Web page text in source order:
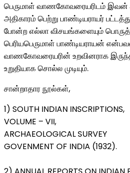
பெருமாள் வாணகோவரையரிடம் இவன்
அதிகாரம் பெற்று பாண்டியராயர்
போன்ற எல்லா விசயங்களையும்
பெரியபெருமாள் பாண்டியராயன்
வாணகோவரையரின் உறவினராக
உறுதியாக சொல்ல முடியும்.
சான்றாதார நூல்கள்,
1) SOUTH INDIAN INSCRIPTIONS,
VOLUME – VII,
ARCHAEOLOGICAL SURVEY
GOVENMENT OF INDIA (1932).